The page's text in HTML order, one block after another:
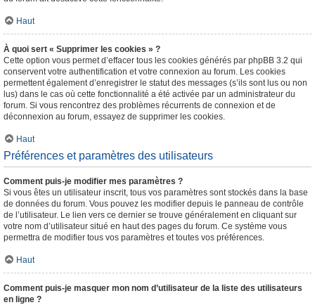
Haut
À quoi sert « Supprimer les cookies » ?
Cette option vous permet d’effacer tous les cookies générés par phpBB 3.2 qui
conservent votre authentification et votre connexion au forum. Les cookies
permettent également d’enregistrer le statut des messages (s’ils sont lus ou non
lus) dans le cas où cette fonctionnalité a été activée par un administrateur du
forum. Si vous rencontrez des problèmes récurrents de connexion et de
déconnexion au forum, essayez de supprimer les cookies.
Haut
Préférences et paramètres des utilisateurs
Comment puis-je modifier mes paramètres ?
Si vous êtes un utilisateur inscrit, tous vos paramètres sont stockés dans la base
de données du forum. Vous pouvez les modifier depuis le panneau de contrôle
de l’utilisateur. Le lien vers ce dernier se trouve généralement en cliquant sur
votre nom d’utilisateur situé en haut des pages du forum. Ce système vous
permettra de modifier tous vos paramètres et toutes vos préférences.
Haut
Comment puis-je masquer mon nom d’utilisateur de la liste des utilisateurs
en ligne ?